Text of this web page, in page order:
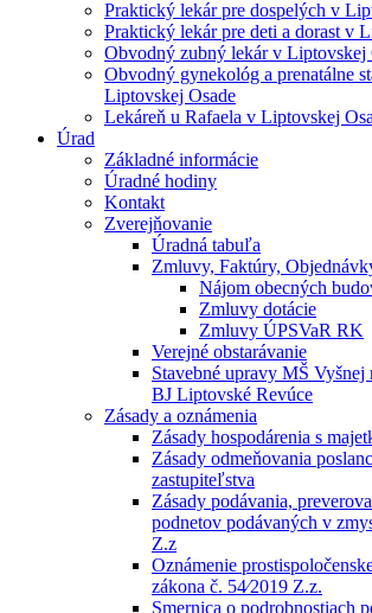
Praktický lekár pre dospelých v
Praktický lekár pre deti a dorast v
Obvodný zubný lekár v Liptovskej
Obvodný gynekológ a prenatálne
Liptovskej Osade
Lekáreň u Rafaela v Liptovskej
Úrad
Základné informácie
Úradné hodiny
Kontakt
Zverejňovanie
Úradná tabuľa
Zmluvy, Faktúry,
Nájom obecných
Zmluvy dotácie
Zmluvy ÚPSVaR RK
Verejné obstarávanie
Stavebné upravy MŠ
BJ Liptovské Revúce
Zásady a oznámenia
Zásady hospodárenia s
Zásady odmeňovania
zastupiteľstva
Zásady podávania,
podnetov podávaných v
Z.z
Oznámenie
zákona č. 54⁄2019 Z.z.
Smernica o podrobnostiach